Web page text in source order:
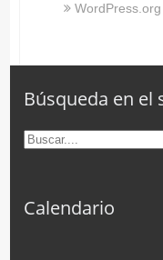
WordPress.org
Búsqueda en el
Calendario